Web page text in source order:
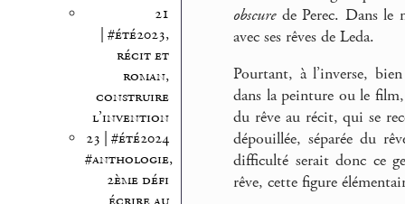
21
| #été2023,
récit et
roman,
construire
l’invention
23 | #été2024
#anthologie,
2ème défi
obscurede Perec. Dans le
avec ses rêves de Leda.
Pourtant, à l’inverse,
dans la peinture ou le film,
du rêve au récit, qui se
dépouillée, séparée du
difficulté serait donc ce
rêve, cette figure